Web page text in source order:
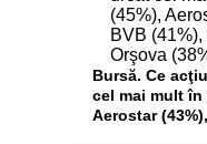
Bursă. Ce
cel mai mult în
Aerostar